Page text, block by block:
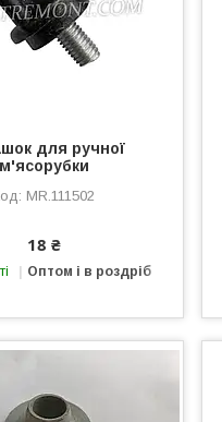
для ручної
м'ясорубки
MR.111502
18 ₴
Оптом і в роздріб